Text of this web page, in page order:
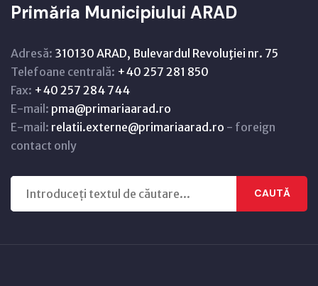
Primăria Municipiului ARAD
Adresă: 310130 ARAD, Bulevardul Revoluţiei nr. 75
Telefoane centrală: +40 257 281 850
Fax: +40 257 284 744
E-mail: pma@primariaarad.ro
E-mail: relatii.externe@primariaarad.ro - foreign
contact only
CAUTĂ